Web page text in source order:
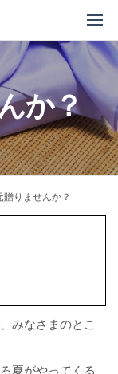
か？
贈りませんか？
みなさまのとこ
夏がやってくる